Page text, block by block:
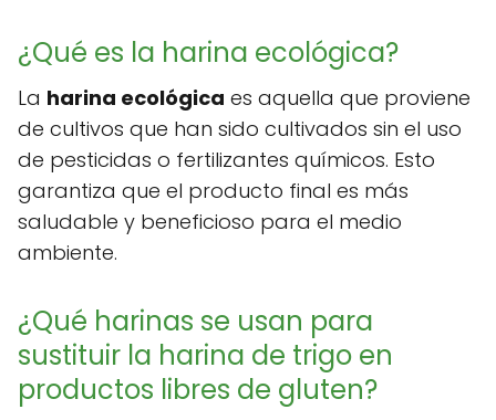
¿Qué es la harina ecológica?
La harina ecológica es aquella que proviene
de cultivos que han sido cultivados sin el uso
de pesticidas o fertilizantes químicos. Esto
garantiza que el producto final es más
saludable y beneficioso para el medio
ambiente.
¿Qué harinas se usan para
sustituir la harina de trigo en
productos libres de gluten?